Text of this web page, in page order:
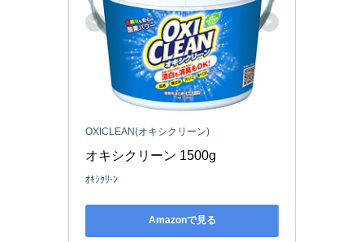
OXICLEAN(オキシクリーン)
オキシクリーン 1500g
ｵｷｼｸﾘ-ﾝ
Amazonで見る